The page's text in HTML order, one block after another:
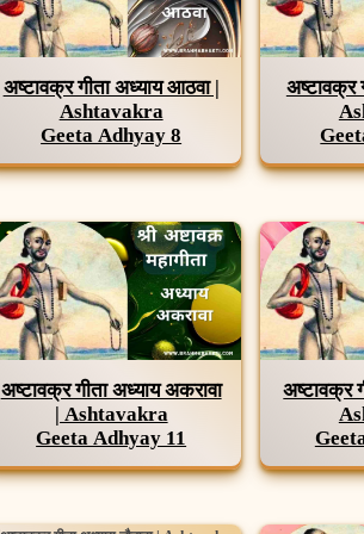
अष्टावक्र गीता अध्याय आठवा |
Ashtavakra
Geeta Adhyay 8
अष्टावक्र
अष्टावक्र गीता अध्याय अकरावा
| Ashtavakra
Geeta Adhyay 11
अष्टावक्र